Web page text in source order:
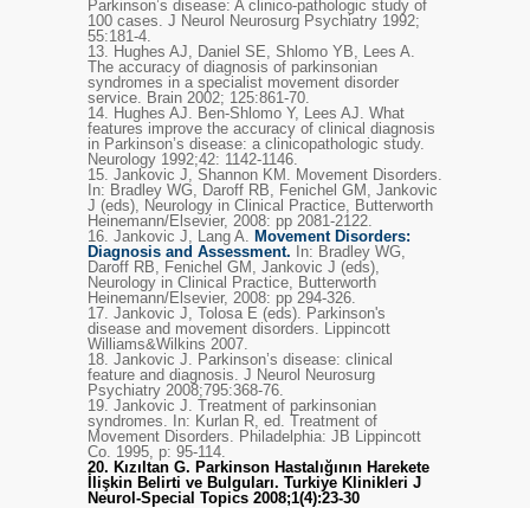
Parkinson’s disease: A clinico-pathologic study of
100 cases. J Neurol Neurosurg Psychiatry 1992;
55:181-4.
13. Hughes AJ, Daniel SE, Shlomo YB, Lees A.
The accuracy of diagnosis of parkinsonian
syndromes in a specialist movement disorder
service. Brain 2002; 125:861-70.
14. Hughes AJ. Ben-Shlomo Y, Lees AJ. What
features improve the accuracy of clinical diagnosis
in Parkinson’s disease: a clinicopathologic study.
Neurology 1992;42: 1142-1146.
15. Jankovic J, Shannon KM. Movement Disorders.
In: Bradley WG, Daroff RB, Fenichel GM, Jankovic
J (eds), Neurology in Clinical Practice, Butterworth
Heinemann/Elsevier, 2008: pp 2081-2122.
16. Jankovic J, Lang A. Movement Disorders:
Diagnosis and Assessment.
In: Bradley WG,
Daroff RB, Fenichel GM, Jankovic J (eds),
Neurology in Clinical Practice, Butterworth
Heinemann/Elsevier, 2008: pp 294-326.
17. Jankovic J, Tolosa E (eds). Parkinson's
disease and movement disorders. Lippincott
Williams&Wilkins 2007.
18. Jankovic J. Parkinson’s disease: clinical
feature and diagnosis. J Neurol Neurosurg
Psychiatry 2008;795:368-76.
19. Jankovic J. Treatment of parkinsonian
syndromes. In: Kurlan R, ed. Treatment of
Movement Disorders. Philadelphia: JB Lippincott
Co. 1995, p: 95-114.
20. Kızıltan G. Parkinson Hastalığının Harekete
İlişkin Belirti ve Bulguları. Turkiye Klinikleri J
Neurol-Special Topics 2008;1(4):23-30